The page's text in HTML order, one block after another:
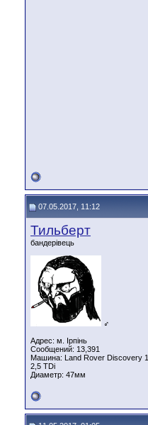
07.05.2017, 11:12
Тильберт
бандерівець
♂
Адрес: м. Ірпінь
Сообщений: 13,391
Машина: Land Rover Discovery 1.
2,5 TDi
Диаметр: 47мм